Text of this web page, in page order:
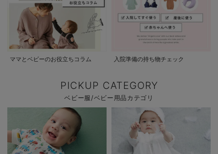
ママとベビーのお役立ちコラム 入院準備の持ち物チェック
PICKUP CATEGORY
ベビー服/ベビー用品カテゴリ